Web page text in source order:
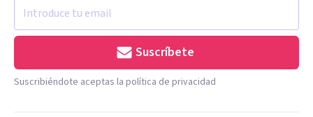
Suscríbete
Suscribiéndote aceptas la política de privacidad